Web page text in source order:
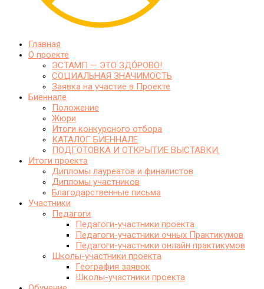
Главная
О проекте
ЭСТАМП — ЭТО ЗДО́РОВО!
СОЦИАЛЬНАЯ ЗНАЧИМОСТЬ
Заявка на участие в Проекте
Биеннале
Положение
Жюри
Итоги конкурсного отбора
КАТАЛОГ БИЕННАЛЕ
ПОДГОТОВКА И ОТКРЫТИЕ ВЫСТАВКИ.
Итоги проекта
Дипломы лауреатов и финалистов
Дипломы участников
Благодарственные письма
Участники
Педагоги
Педагоги-участники проекта
Педагоги-участники очных Практикумов
Педагоги-участники онлайн практикумов
Школы-участники проекта
География заявок
Школы-участники проекта